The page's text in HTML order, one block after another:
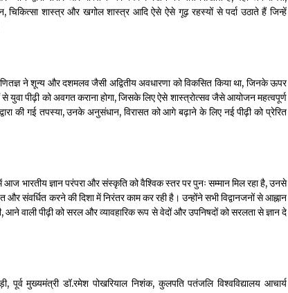
चिकित्सा शास्त्र और खगोल शास्त्र आदि ऐसे ऐसे गूढ़ रहस्यों से पर्दा उठाते हैं जिन्हें
ने शून्य और दशमलव जैसी अद्वितीय अवधारणा को विकसित किया था, जिनके ऊपर
पीढ़ी को अवगत कराना होगा, जिसके लिए ऐसे शास्त्रोत्सव जैसे आयोजन महत्वपूर्ण
की गई तपस्या, उनके अनुसंधान, विरासत को आगे बढ़ाने के लिए नई पीढ़ी को प्रेरित
भारतीय ज्ञान परंपरा और संस्कृति को वैश्विक स्तर पर पुनः सम्मान मिल रहा है, उनसे
संवर्धित करने की दिशा में निरंतर काम कर रही है। उन्होंने सभी विद्वानजनों से आह्नान
आने वाली पीढ़ी को सरल और व्यावहारिक रूप से वेदों और उपनिषदों को सरलता से ज्ञान दे
पूर्व मुख्यमंत्री डॉ.रमेश पोखरियाल निशंक, कुलपति पतंजलि विश्वविद्यालय आचार्य